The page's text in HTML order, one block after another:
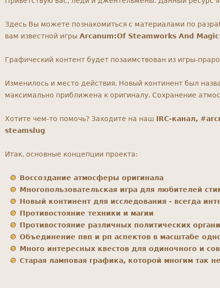
Здесь Вы можете познакомиться с материалами по
вам известной игры Arcanum:Of Steamworks And Magic
Графический контент будет позаимствован из игры-
Изменилось и место действия. Новый континент был
максимально приближена к оригиналу. Сохранение
Хотите чем-то помочь? Заходите на наш IRC-канал,
steamslug
Итак, основные концепции проекта:
Воссоздание атмосферы оригинала
Многопользовательская игра для любителей
Новый континент для исследования - всегда
Противостояние техники и магии
Противостояние различных политических
Объединение пвп и рп аспектов в масштабе
Много интересных квестов для одиночного и
Старая ламповая графика, которой многим так